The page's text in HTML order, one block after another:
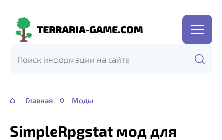
Terraria-
Главная Моды
SimpleRpgstat мод для